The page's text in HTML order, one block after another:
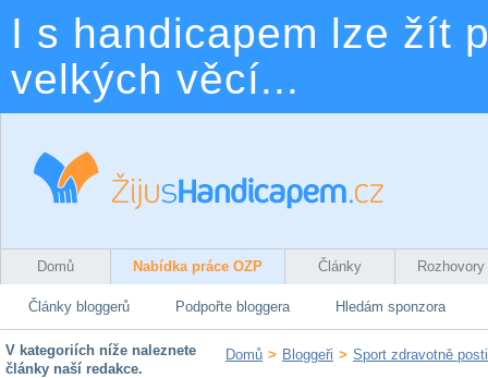
I s handicapem lze žít
velkých věcí...
Domů Nabídka práce OZP Články Rozhovory
Články bloggerů Podpořte bloggera Hledám sponzora
V kategoriích níže naleznete
články naší redakce.
Domů > Bloggeři > Sport zdravotně